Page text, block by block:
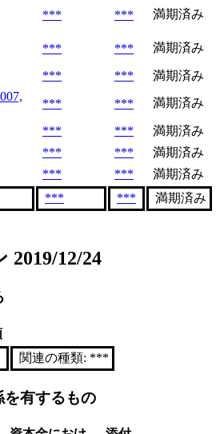
*** ***
満期済み
*** *** 満期済み
*** ***
満期済み
*** *** 満期済み
*** ***
満期済み
*** ***
満期済み
*** ***
満期済み
*** ***
満期済み
2019/12/24
関連の種類: ***
を有するもの